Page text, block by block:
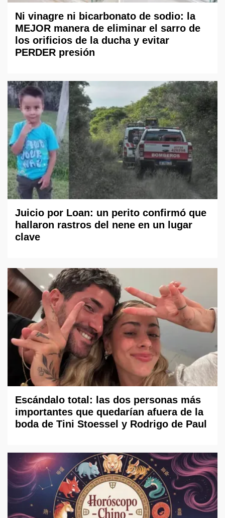
Ni vinagre ni bicarbonato de sodio: la
MEJOR manera de eliminar el sarro de
los orificios de la ducha y evitar
PERDER presión
Juicio por Loan: un perito confirmó que
hallaron rastros del nene en un lugar
clave
Escándalo total: las dos personas más
importantes que quedarían afuera de la
boda de Tini Stoessel y Rodrigo de Paul